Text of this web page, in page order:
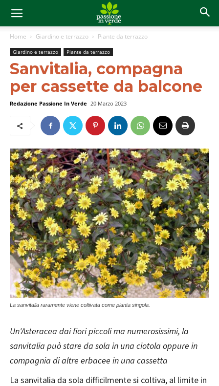
Home Giardino e terrazzo Piante da terrazzo
Giardino e terrazzo Piante da terrazzo
Sanvitalia, compagna
per cassette da balcone
Redazione Passione In Verde 20 Marzo 2023
La sanvitalia raramente viene coltivata come pianta singola.
Un'Asteracea dai fiori piccoli ma numerosissimi, la
sanvitalia può stare da sola in una ciotola oppure in
compagnia di altre erbacee in una cassetta
La sanvitalia da sola difficilmente si coltiva, al limite in